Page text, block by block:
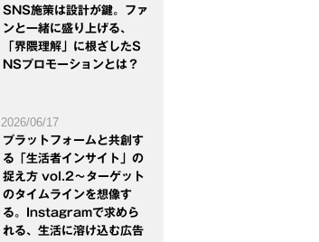
SNS施策は設計が鍵。ファ
ンと一緒に盛り上げる、
「界隈理解」に根ざしたS
NSプロモーションとは？
2026/06/17
プラットフォームと共創す
る「生活者インサイト」の
捉え方 vol.2～ターゲット
のタイムラインを想像す
る。Instagramで求めら
れる、生活に溶け込む広告